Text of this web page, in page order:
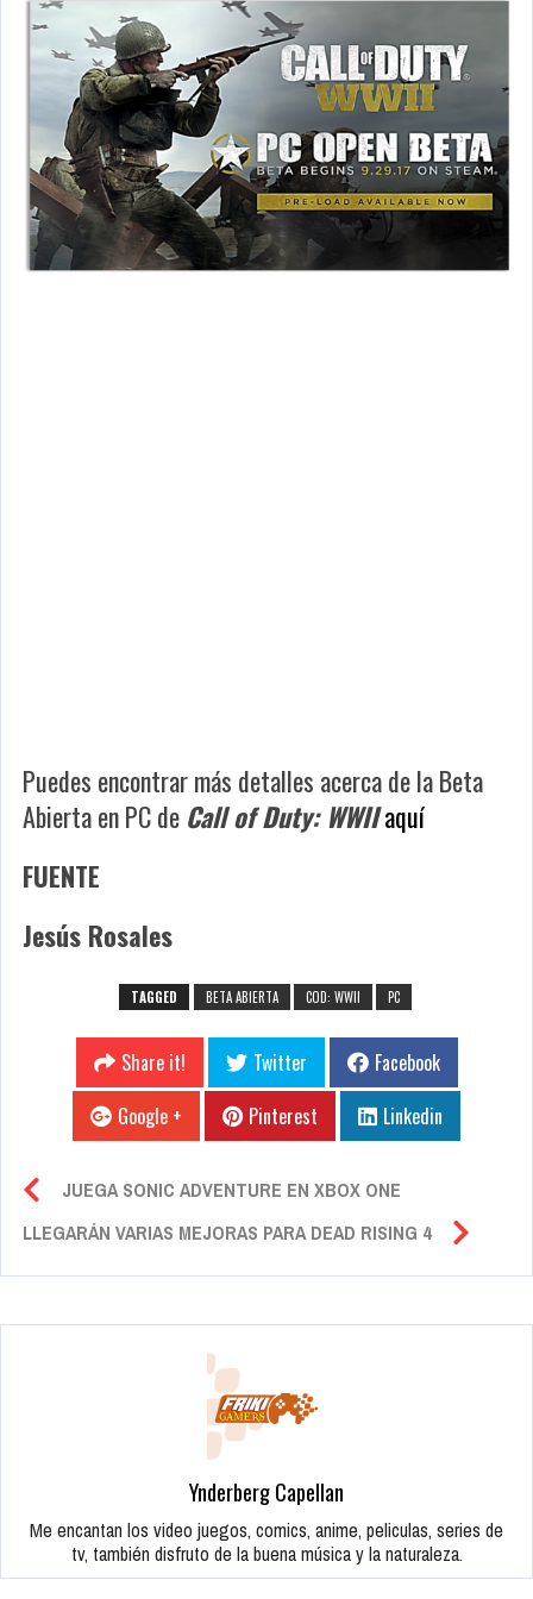
Puedes encontrar más detalles acerca de la Beta
Abierta en PC de Call of Duty: WWIIaquí
FUENTE
Jesús Rosales
TAGGED BETA ABIERTA COD: WWII PC
Share it! Twitter
Facebook
Google +
Pinterest Linkedin
JUEGA SONIC ADVENTURE EN XBOX ONE
LLEGARÁN VARIAS MEJORAS PARA DEAD RISING 4
Ynderberg Capellan
Me encantan los video juegos, comics, anime, peliculas, series de
tv, también disfruto de la buena música y la naturaleza.